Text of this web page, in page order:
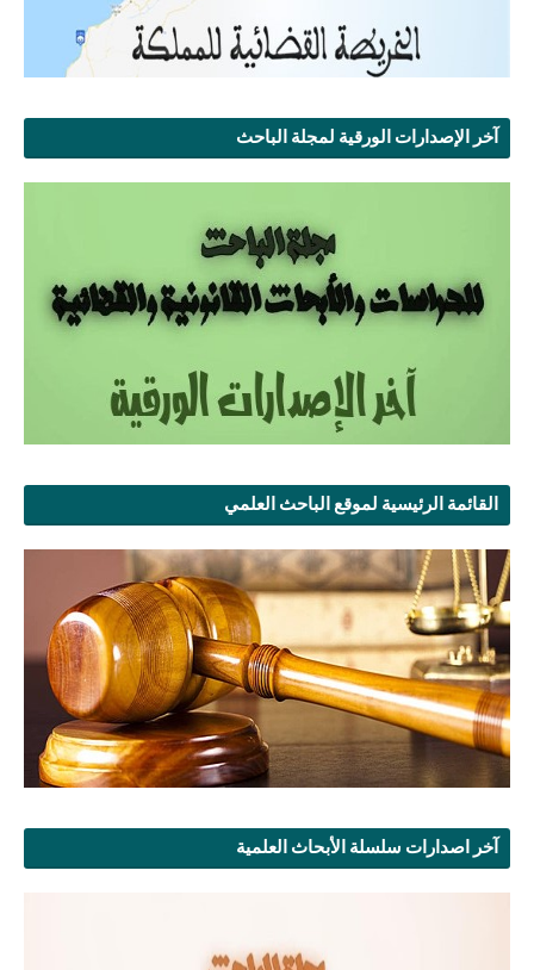
آخر الإصدارات الورقية لمجلة الباحث
القائمة الرئيسية لموقع الباحث العلمي
آخر اصدارات سلسلة الأبحاث العلمية